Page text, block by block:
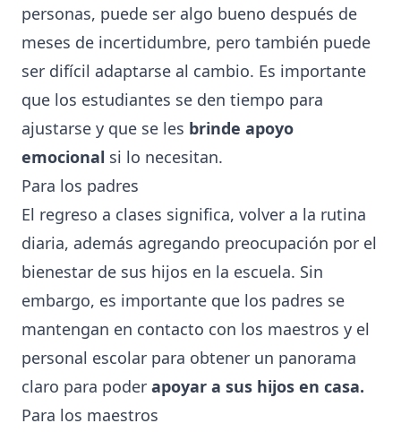
personas, puede ser algo bueno después de
meses de incertidumbre, pero también puede
ser difícil adaptarse al cambio. Es importante
que los estudiantes se den tiempo para
ajustarse y que se les brinde apoyo
emocional si lo necesitan.
Para los padres
El regreso a clases significa, volver a la rutina
diaria, además agregando preocupación por el
bienestar de sus hijos en la escuela. Sin
embargo, es importante que los padres se
mantengan en contacto con los maestros y el
personal escolar para obtener un panorama
claro para poder apoyar a sus hijos en casa.
Para los maestros